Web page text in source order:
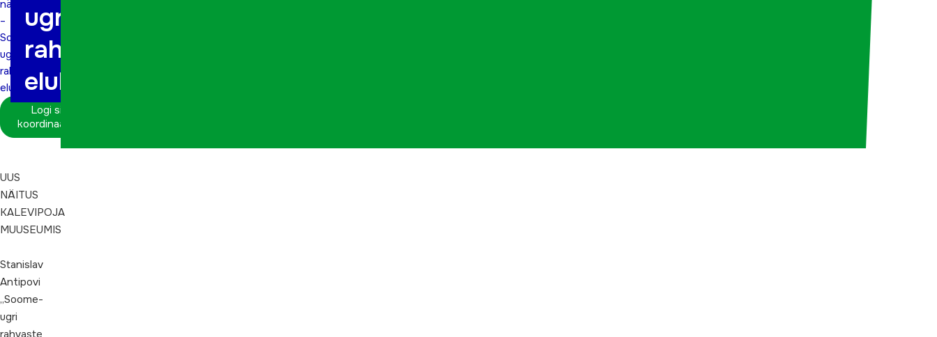
näitus
–
Soome-
ugri
rahvaste
eluhetked-
Logi sisse
koordinaatorina
ugri
rahvaste
eluhetked-
UUS
NÄITUS
KALEVIPOJA
MUUSEUMIS
Stanislav
Antipovi
„Soome-
ugri
rahvaste